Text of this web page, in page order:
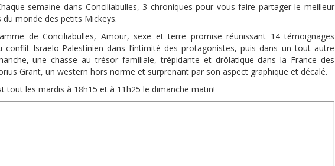
semaine dans Conciliabulles, 3 chroniques pour vous faire partager le meilleur
monde des petits Mickeys.
de Conciliabulles, Amour, sexe et terre promise réunissant 14 témoignages
conflit Israelo-Palestinien dans l’intimité des protagonistes, puis dans un tout autre
une chasse au trésor familiale, trépidante et drôlatique dans la France des
Grant, un western hors norme et surprenant par son aspect graphique et décalé.
tout les mardis à 18h15 et à 11h25 le dimanche matin!